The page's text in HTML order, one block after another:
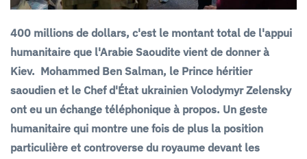
400 millions de dollars, c'est le montant total de l'appui
humanitaire que l'Arabie Saoudite vient de donner à
Kiev. Mohammed Ben Salman, le Prince héritier
saoudien et le Chef d'État ukrainien Volodymyr Zelensky
ont eu un échange téléphonique à propos. Un geste
humanitaire qui montre une fois de plus la position
particulière et controverse du royaume devant les